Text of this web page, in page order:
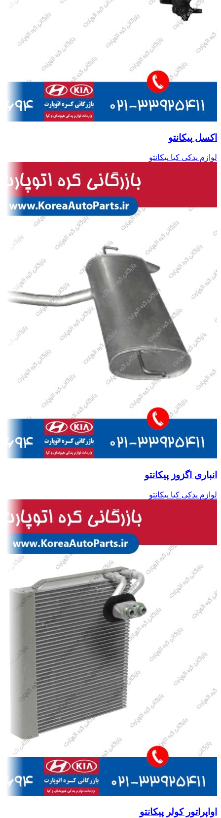
اکسل پیکانتو
لوازم یدکی کیا پیکانتو
انباری اگزوز پیکانتو
لوازم یدکی کیا پیکانتو
اواپراتور کولر پیکانتو